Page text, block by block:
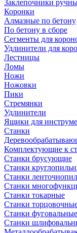
Заклепочники
Коронки
Алмазные по бетону
По бетону в сборе
Сегменты для
Удлинители для
Лестницы
Ломы
Ножи
Ножовки
Пики
Стремянки
Удлинители
Ящики для
Станки
Комплектующие к
Станки брусующие
Станки
Станки
Станки
Станки токарные
Станки
Станки фуговальные
Станки